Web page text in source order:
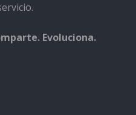
Evoluciona.